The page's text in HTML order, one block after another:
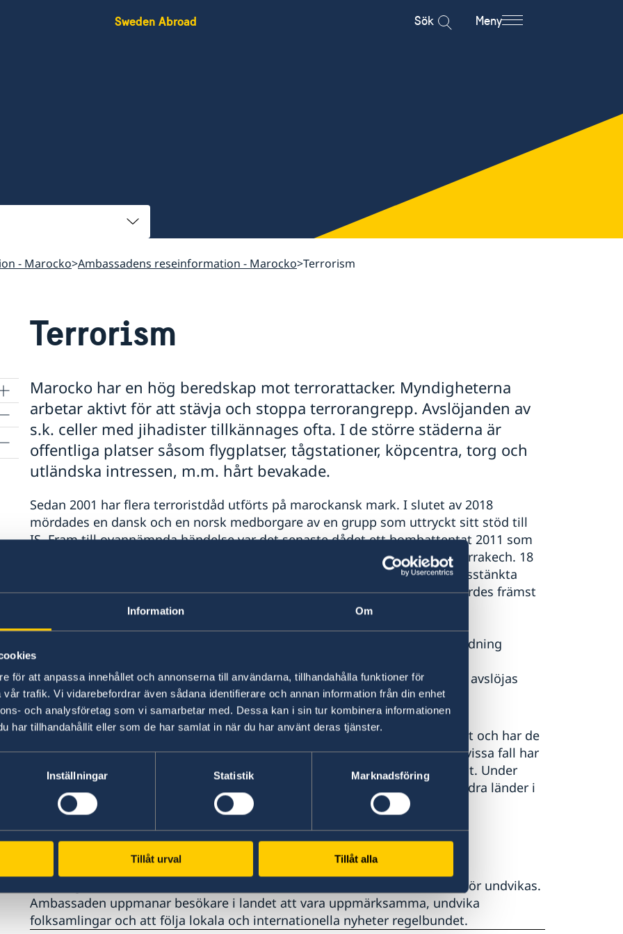
Information Om
för att anpassa innehållet och annonserna till användarna, tillhandahålla funktioner för
trafik. Vi vidarebefordrar även sådana identifierare och annan information från din enhet
och analysföretag som vi samarbetar med. Dessa kan i sin tur kombinera informationen
har tillhandahållit eller som de har samlat in när du har använt deras tjänster.
Inställningar Statistik Marknadsföring
Tillåt urval Tillåt alla
Sweden Abroad Sök Meny
- Marocko Ambassadens reseinformation - Marocko Terrorism
Terrorism
Marocko har en hög beredskap mot terrorattacker. Myndigheterna
arbetar aktivt för att stävja och stoppa terrorangrepp. Avslöjanden av
s.k. celler med jihadister tillkännages ofta. I de större städerna är
offentliga platser såsom flygplatser, tågstationer, köpcentra, torg och
utländska intressen, m.m. hårt bevakade.
Sedan 2001 har flera terroristdåd utförts på marockansk mark. I slutet av 2018
mördades en dansk och en norsk medborgare av en grupp som uttryckt sitt stöd till
IS. Fram till ovannämnda händelse var det senaste dådet ett bombattentat 2011 som
genomfördes mot en restaurang på det populära Jaama El Fna-torget i Marrakech. 18
personer dog, i huvudsak utländska turister, och ett tjugotal skadades. Misstänkta
attentatsmän greps och dömdes sedan i början av 2012. Tidigare dåd utfördes främst
2003 och 2007, då i Casablanca.
Från och med hösten 2014 höjdes beredskapen mot terrorhoten med anledning
av Daesh krigföring i Irak och Syrien. Säkerheten skärptes ytterligare
efter terrorattackerna i Europa 2015–2016. Så kallade celler med jihadister avslöjas
ofta.
Marockanska myndigheters säkerhetsorgan följer säkerhetsläget noggrant och har de
senaste åren enligt uppgift avslöjat nätverk bestående av personer som i vissa fall har
planlagt attentat mot institutioner i Marocko. Antalet avslöjanden har ökat. Under
senare år har också många celler som rekryterar och utbildar för
jihad i
andra länder i
regionen avslöjats.
Råd till svenska resenärer
Försiktighet rekommenderas vid turistattraktioner och demonstrationer bör undvikas.
Ambassaden uppmanar besökare i landet att vara uppmärksamma, undvika
folksamlingar och att följa lokala och internationella nyheter regelbundet.